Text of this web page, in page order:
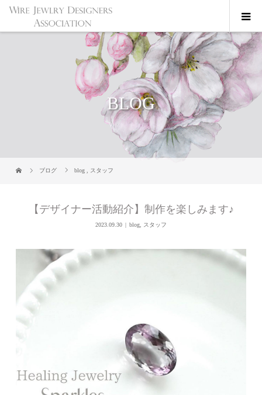
BLOG
ブログ blog スタッフ
【デザイナー活動紹介】制作を楽しみます♪
2023.09.30 blog, スタッフ